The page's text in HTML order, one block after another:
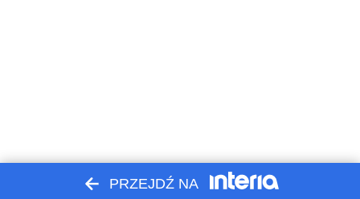
PRZEJDŹ NA